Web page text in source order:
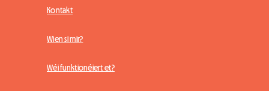
Kontakt
Wien si mir?
Wéi funktionéiert et?